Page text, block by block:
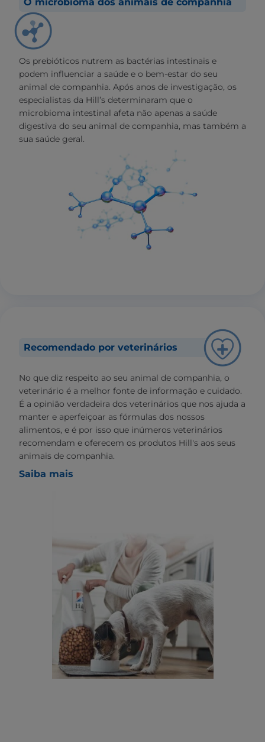
Os prebióticos nutrem as bactérias intestinais e
podem influenciar a saúde e o bem-estar do seu
animal de companhia. Após anos de investigação, os
especialistas da Hill’s determinaram que o
microbioma intestinal afeta não apenas a saúde
digestiva do seu animal de companhia, mas também a
sua saúde geral.
Recomendado por veterinários
No que diz respeito ao seu animal de companhia, o
veterinário é a melhor fonte de informação e cuidado.
É a opinião verdadeira dos veterinários que nos ajuda a
manter e aperfeiçoar as fórmulas dos nossos
alimentos, e é por isso que inúmeros veterinários
recomendam e oferecem os produtos Hill's aos seus
animais de companhia.
Saiba mais